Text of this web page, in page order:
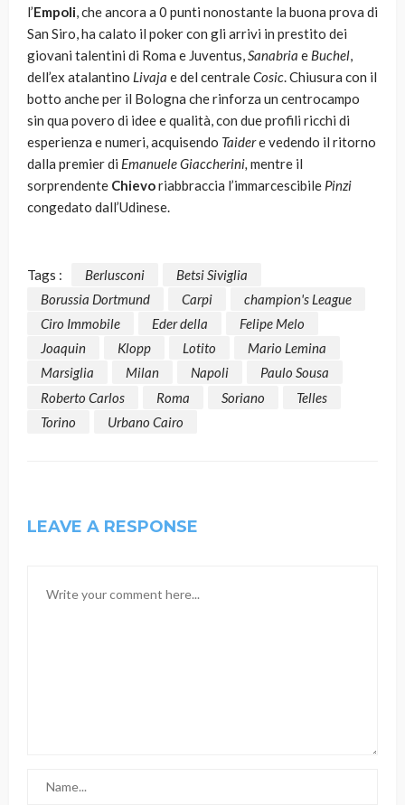
l’Empoli, che ancora a 0 punti nonostante la buona prova di
San Siro, ha calato il poker con gli arrivi in prestito dei
giovani talentini di Roma e Juventus,Sanabria e Buchel,
dell’ex atalantino Livaja e del centraleCosic. Chiusura con il
botto anche per il Bologna che rinforza un centrocampo
sin qua povero di idee e qualità, con due profili ricchi di
esperienza e numeri, acquisendo Taidere vedendo il ritorno
dalla premier di Emanuele Giaccherini, mentre il
sorprendente Chievoriabbraccia l’immarcescibile Pinzi
congedato dall’Udinese.
Tags : Berlusconi
Betsi Siviglia
Borussia Dortmund
Carpi
champion's League
Ciro Immobile
Eder della
Felipe Melo
Joaquin
Klopp Lotito
Mario Lemina
Marsiglia
Milan Napoli
Paulo Sousa
Roberto Carlos
Roma Soriano
Telles
Torino
Urbano Cairo
LEAVE A RESPONSE